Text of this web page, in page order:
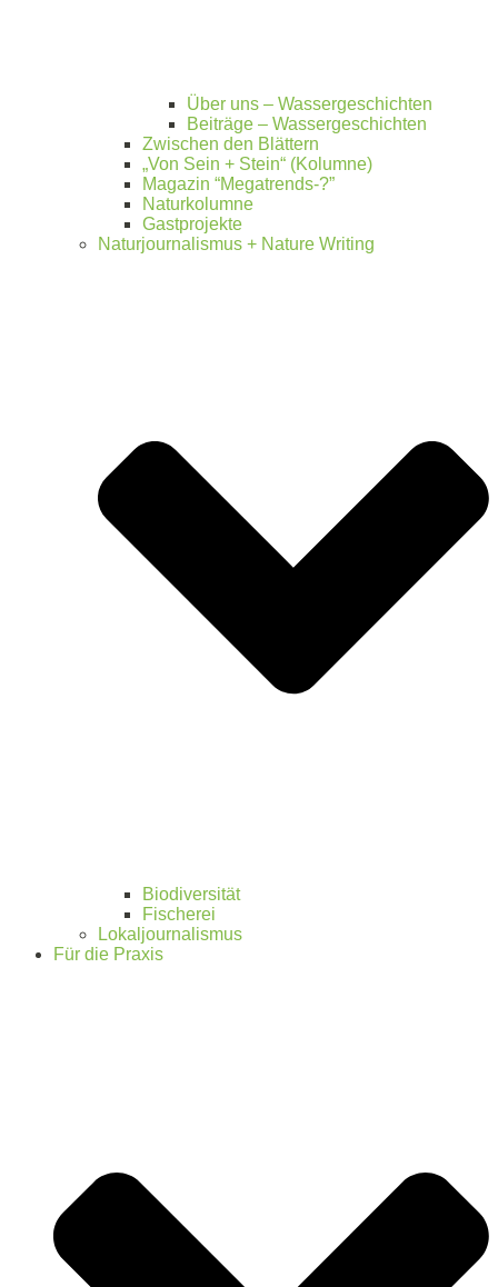
Über uns – Wassergeschichten
Beiträge – Wassergeschichten
Zwischen den Blättern
„Von Sein + Stein“ (Kolumne)
Magazin “Megatrends-?”
Naturkolumne
Gastprojekte
Naturjournalismus + Nature Writing
Biodiversität
Fischerei
Lokaljournalismus
Für die Praxis